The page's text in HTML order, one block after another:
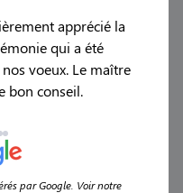
apprécié la
qui a été
Le maître
bon conseil.
par Google. Voir notre